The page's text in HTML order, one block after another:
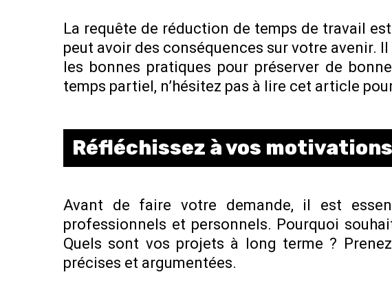
La requête de réduction de temps de travail
peut avoir des conséquences sur votre avenir.
les bonnes pratiques pour préserver de
temps partiel, n’hésitez pas à lire cet article
Réfléchissez à vos motivations
Avant de faire votre demande, il est
professionnels et personnels. Pourquoi
Quels sont vos projets à long terme ?
précises et argumentées.